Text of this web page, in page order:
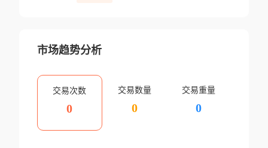
市场趋势分析
交易次数
0
交易数量
0
交易重量
0